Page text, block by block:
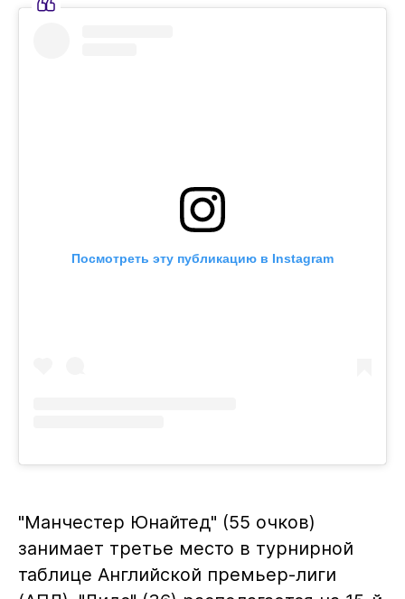
Посмотреть эту публикацию в Instagram
"Манчестер Юнайтед" (55 очков)
занимает третье место в турнирной
таблице Английской премьер-лиги